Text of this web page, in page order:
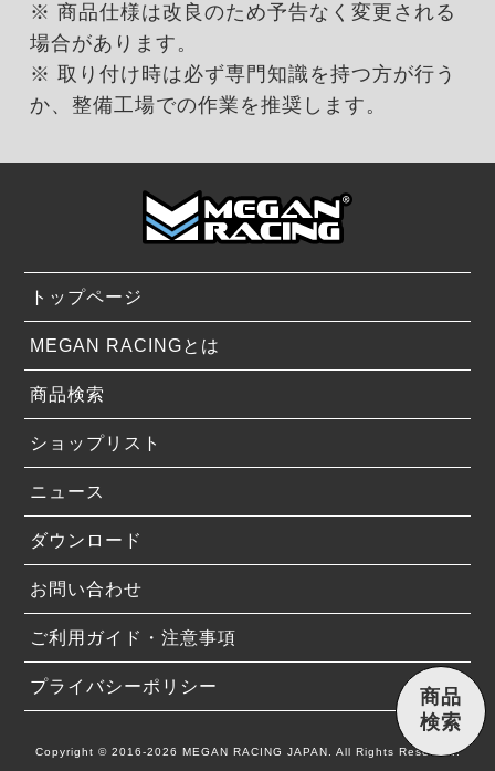
※ 商品仕様は改良のため予告なく変更される
場合があります。
※ 取り付け時は必ず専門知識を持つ方が行う
か、整備工場での作業を推奨します。
トップページ
MEGAN RACINGとは
商品検索
ショップリスト
ニュース
ダウンロード
お問い合わせ
ご利用ガイド・注意事項
プライバシーポリシー
Copyright © 2016-2026 MEGAN RACING JAPAN. All Rights Reserved.
商品
検索